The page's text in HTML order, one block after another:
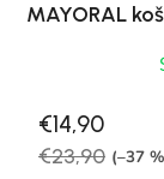
MAYORAL
€14,90
€23,90 (–37